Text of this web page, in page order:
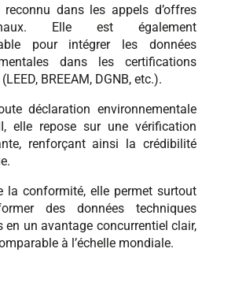
reconnu dans les appels d’offres
Elle est également
pour intégrer les données
dans les certifications
BREEAM, DGNB, etc.).
déclaration environnementale
elle repose sur une vérification
renforçant ainsi la crédibilité
la conformité, elle permet surtout
des données techniques
en un avantage concurrentiel clair,
à l’échelle mondiale.